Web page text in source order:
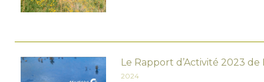
Le Rapport d’Activité 2023
2024